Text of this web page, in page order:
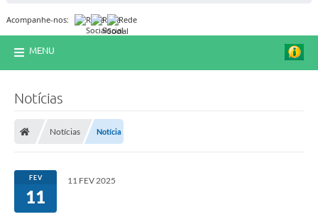
Acompanhe-nos:
MENU
Notícias
Notícias Notícia
FEV
11
11 FEV 2025